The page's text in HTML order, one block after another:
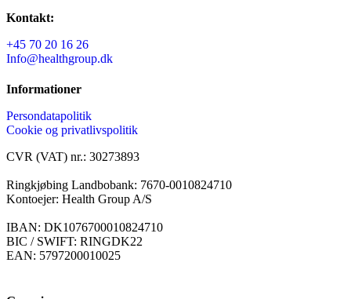
Kontakt:
+45 70 20 16 26
Info@healthgroup.dk
Informationer
Persondatapolitik
Cookie og privatlivspolitik
CVR (VAT) nr.: 30273893
Ringkjøbing Landbobank: 7670-0010824710
Kontoejer: Health Group A/S
IBAN: DK1076700010824710
BIC / SWIFT: RINGDK22
EAN: 5797200010025